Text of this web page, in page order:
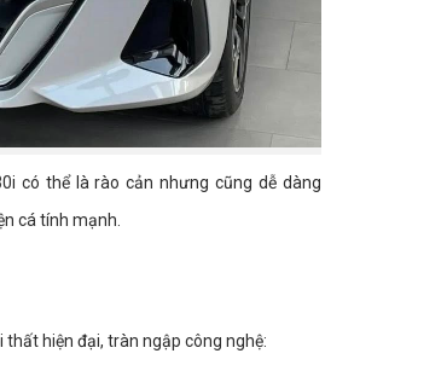
có thể là rào cản nhưng cũng dễ dàng
cá tính mạnh.
hiện đại, tràn ngập công nghệ: